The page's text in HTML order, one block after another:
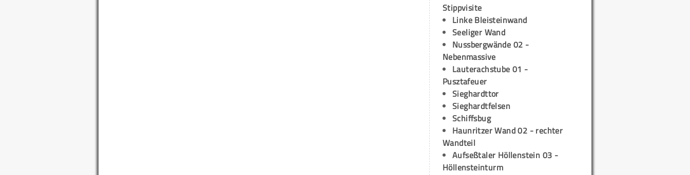
Stippvisite
Linke Bleisteinwand
Seeliger Wand
Nussbergwände 02 -
Nebenmassive
Lauterachstube 01 -
Pusztafeuer
Sieghardttor
Sieghardtfelsen
Schiffsbug
Haunritzer Wand 02 - rechter
Wandteil
Aufseßtaler Höllenstein 03 -
Höllensteinturm